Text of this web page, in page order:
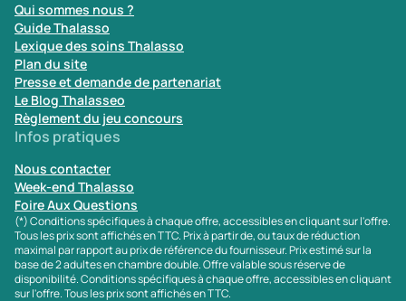
Qui sommes nous ?
Guide Thalasso
Lexique des soins Thalasso
Plan du site
Presse et demande de partenariat
Le Blog Thalasseo
Règlement du jeu concours
Infos pratiques
Nous contacter
Week-end Thalasso
Foire Aux Questions
(*) Conditions spécifiques à chaque offre, accessibles en cliquant sur l'offre.
Tous les prix sont affichés en TTC. Prix à partir de, ou taux de réduction
maximal par rapport au prix de référence du fournisseur. Prix estimé sur la
base de 2 adultes en chambre double. Offre valable sous réserve de
disponibilité. Conditions spécifiques à chaque offre, accessibles en cliquant
sur l'offre. Tous les prix sont affichés en TTC.